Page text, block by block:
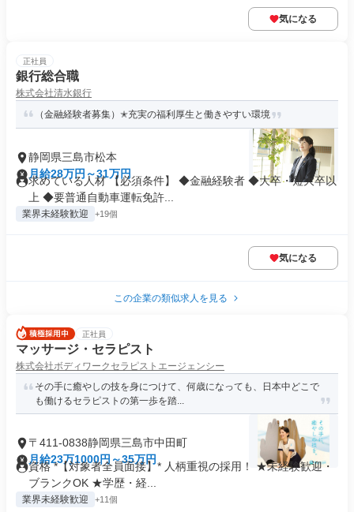
気になる
正社員
銀行総合職
株式会社清水銀行
（金融経験者募集）✭充実の福利厚生と働きやすい環境
静岡県三島市松本
月給28万円～31万円
求めている人材 【必須条件】 ◆金融経験者 ◆大卒・短大卒以
上 ◆要普通自動車運転免許...
業界未経験歓迎 +19個
気になる
この企業の類似求人を見る
正社員
マッサージ・セラピスト
株式会社ボディワークセラピストエージェンシー
その手に癒やしの技を身につけて、何歳になっても、日本中どこで
も働けるセラピストの第一歩を踏...
〒411-0838静岡県三島市中田町
月給23万1000円～35万円
資格 *【対象者全員面接】* 人柄重視の採用！ ★未経験歓迎・
ブランクOK ★学歴・経...
業界未経験歓迎 +11個